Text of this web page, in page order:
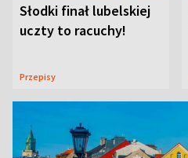
Słodki finał lubelskiej
uczty to racuchy!
Przepisy